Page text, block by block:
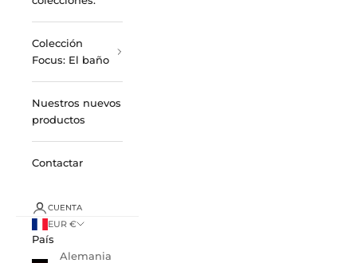
Colección
Focus: El baño
Nuestros nuevos
productos
Contactar
CUENTA
EUR €
País
Alemania